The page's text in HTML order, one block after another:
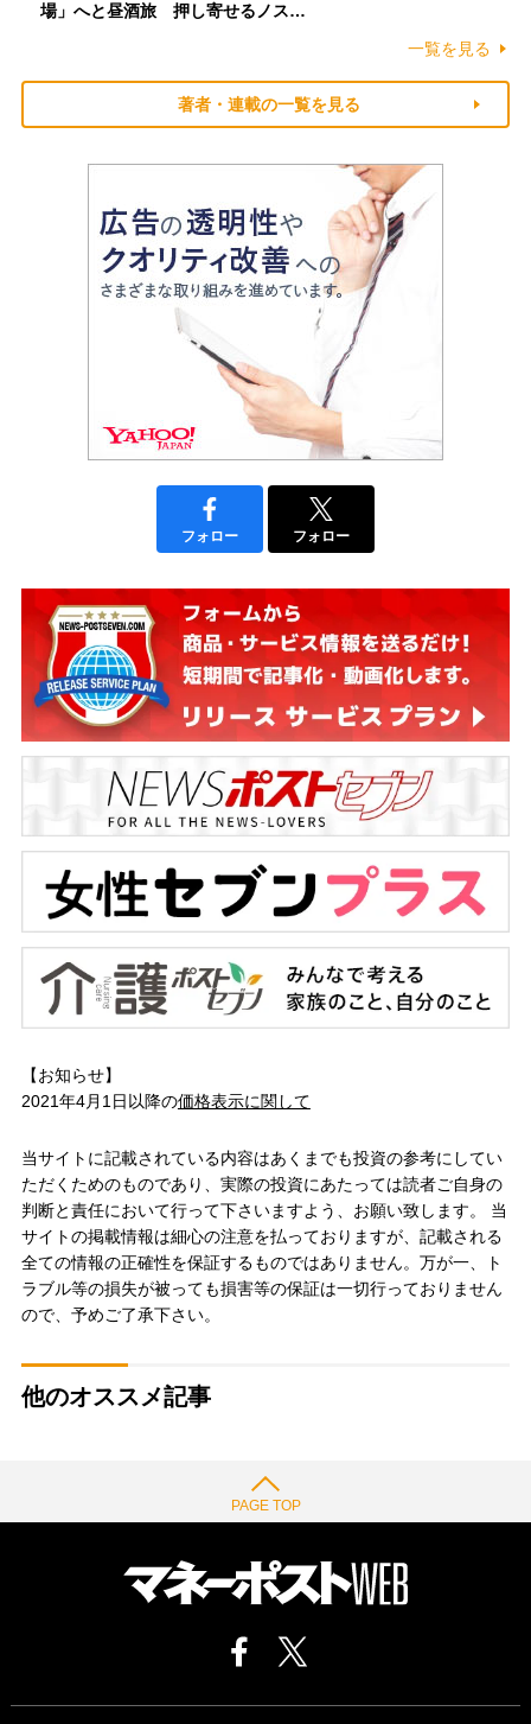
場」へと昼酒旅 押し寄せるノス…
一覧を見る
著者・連載の一覧を見る
フォロー フォロー
【お知らせ】
2021年4月1日以降の価格表示に関して
当サイトに記載されている内容はあくまでも投資の参考にしてい
ただくためのものであり、実際の投資にあたっては読者ご自身の
判断と責任において行って下さいますよう、お願い致します。 当
サイトの掲載情報は細心の注意を払っておりますが、記載される
全ての情報の正確性を保証するものではありません。万が一、ト
ラブル等の損失が被っても損害等の保証は一切行っておりません
ので、予めご了承下さい。
他のオススメ記事
PAGE TOP